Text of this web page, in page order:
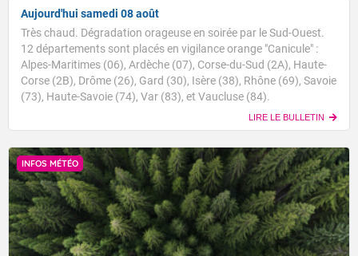
Aujourd'hui samedi 08 août
Très chaud. Dégradation orageuse en soirée par le Sud-Ouest.
12 départements sont placés en vigilance orange "Canicule" :
Alpes-Maritimes (06), Ardèche (07), Corse-du-Sud (2A), Haute-
Corse (2B), Drôme (26), Gard (30), Isère (38), Rhône (69), Savoie
(73), Haute-Savoie (74), Var (83), et Vaucluse (84).
LIRE LE BULLETIN
INFOS MÉTÉO